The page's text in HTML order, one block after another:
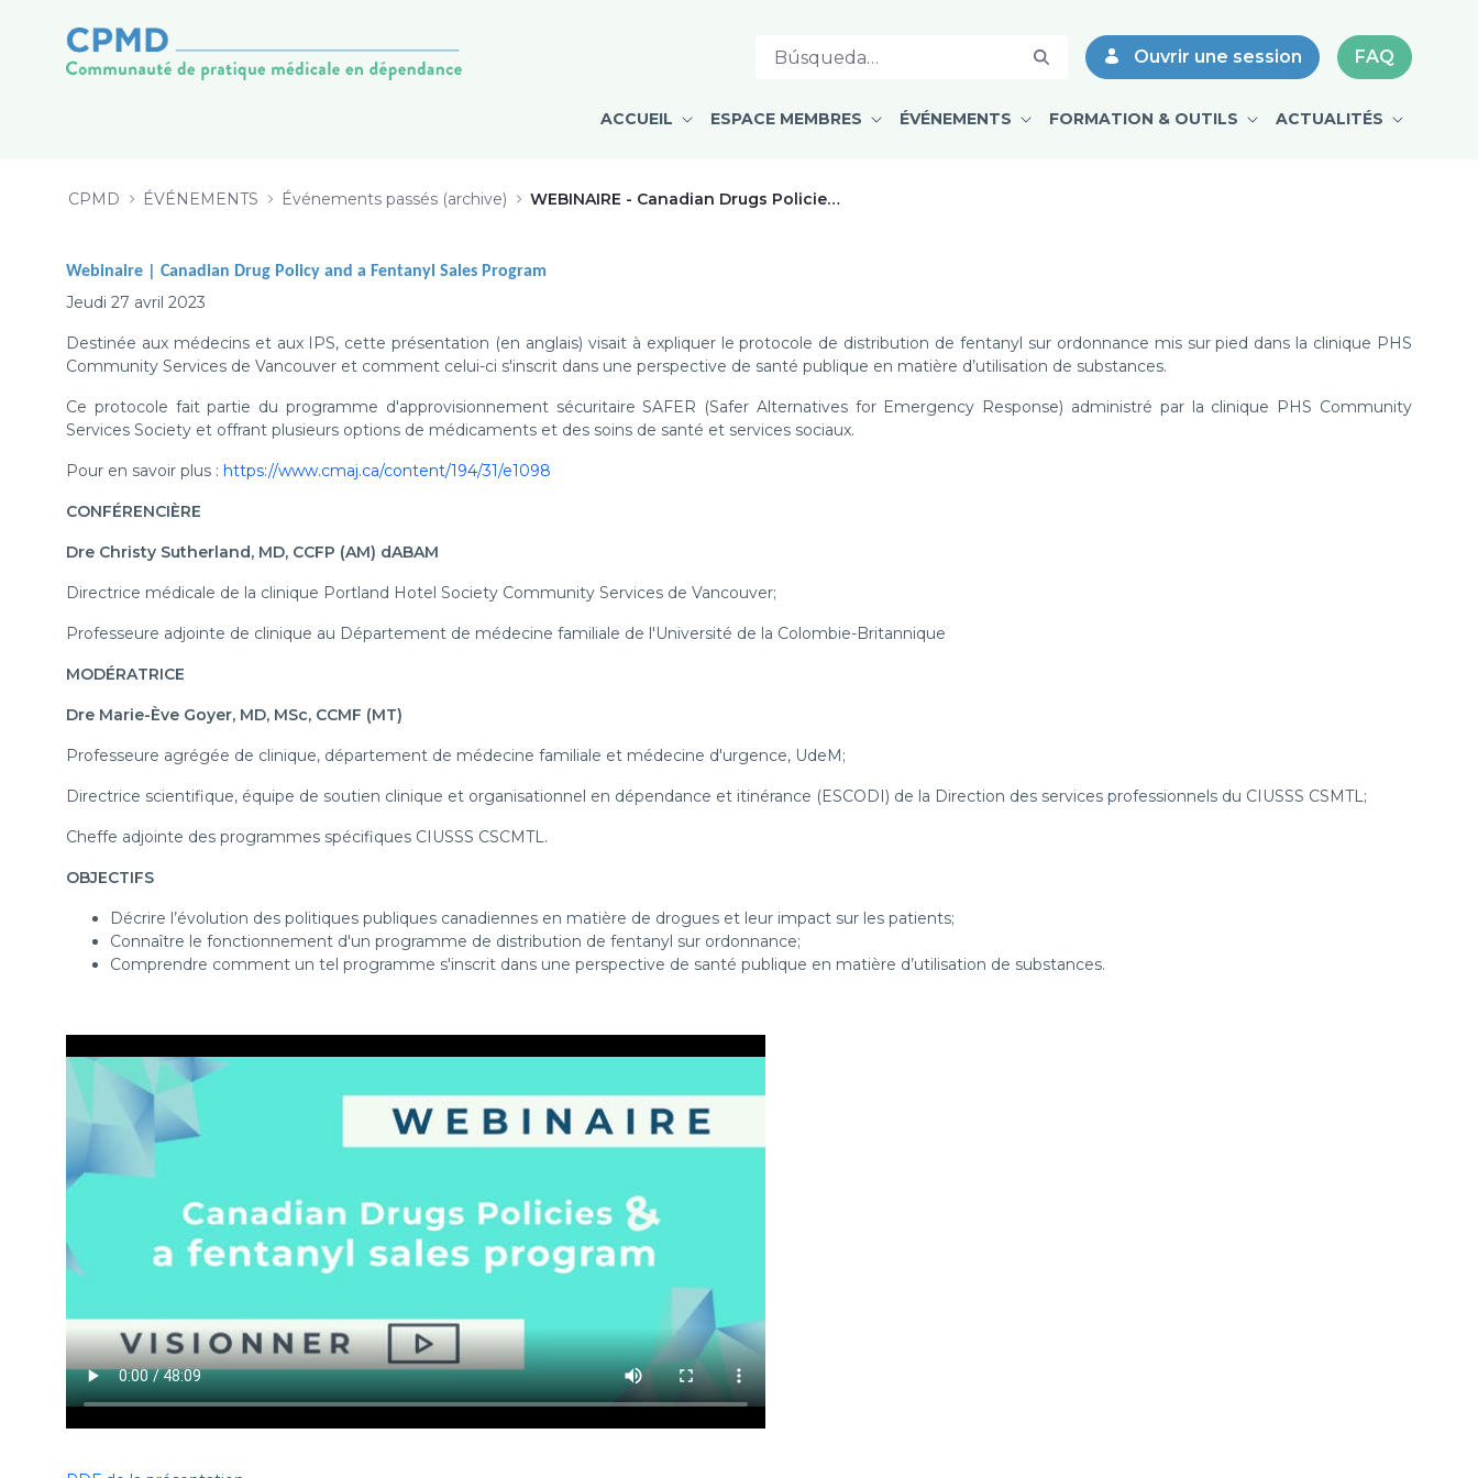
Ouvrir une session FAQ
ACCUEIL ESPACE MEMBRES ÉVÉNEMENTS FORMATION & OUTILS ACTUALITÉS
CPMD ÉVÉNEMENTS Événements passés (archive) WEBINAIRE - Canadian Drugs Policies & a Fentanyl Sales Program
Webinaire | Canadian Drug Policy and a Fentanyl Sales Program
Jeudi 27 avril 2023
Destinée aux médecins et aux IPS, cette présentation (en anglais) visait à expliquer le protocole de distribution de fentanyl sur ordonnance mis sur pied dans la clinique PHS
Community Services de Vancouver et comment celui-ci s'inscrit dans une perspective de santé publique en matière d’utilisation de substances.
Ce protocole fait partie du programme d'approvisionnement sécuritaire SAFER (Safer Alternatives for Emergency Response) administré par la clinique PHS Community
Services Society et offrant plusieurs options de médicaments et des soins de santé et services sociaux.
P our en savoir plus : https://www.cmaj.ca/content/194/31/e1098
CONFÉRENCIÈRE
Dre Christy Sutherland, MD, CCFP (AM) dABAM
Directrice médicale de la clinique Portland Hotel Society Community Services de Vancouver;
Professeure adjointe de clinique au Département de médecine familiale de l'Université de la Colombie-Britannique
MODÉRATRICE
Dre Marie-Ève Goyer, MD, MSc, CCMF (MT)
Professeure agrégée de clinique, département de médecine familiale et médecine d'urgence, UdeM;
Directrice scientifique, équipe de soutien clinique et organisationnel en dépendance et itinérance (ESCODI) de la Direction des services professionnels du CIUSSS CSMTL;
Cheffe adjointe des programmes spécifiques CIUSSS CSCMTL.
OBJECTIFS
Décrire l’évolution des politiques publiques canadiennes en matière de drogues et leur impact sur les patients;
Connaître le fonctionnement d'un programme de distribution de fentanyl sur ordonnance;
Comprendre comment un tel programme s'inscrit dans une perspective de santé publique en matière d’utilisation de substances.